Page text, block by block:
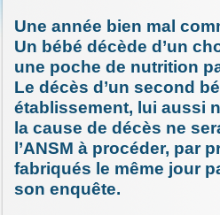
Une année bien mal
Un bébé décède d’un
une poche de nutrition
Le décès d’un second
établissement, lui aussi
la cause de décès ne
l’ANSM à procéder, par
fabriqués le même jour
son enquête.